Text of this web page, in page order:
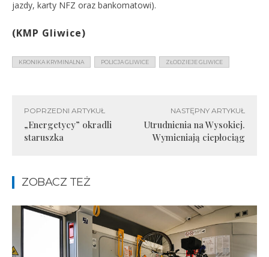
jazdy, karty NFZ oraz bankomatowi).
(KMP Gliwice)
KRONIKA KRYMINALNA POLICJA GLIWICE ZŁODZIEJE GLIWICE
POPRZEDNI ARTYKUŁ
„Energetycy” okradli
staruszka
NASTĘPNY ARTYKUŁ
Utrudnienia na Wysokiej.
Wymieniają ciepłociąg
ZOBACZ TEŻ